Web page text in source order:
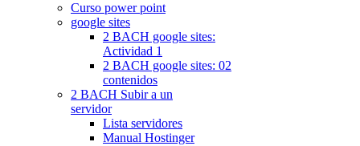
Curso power point
google sites
2 BACH google sites:
Actividad 1
2 BACH google sites: 02
contenidos
2 BACH Subir a un
servidor
Lista servidores
Manual Hostinger